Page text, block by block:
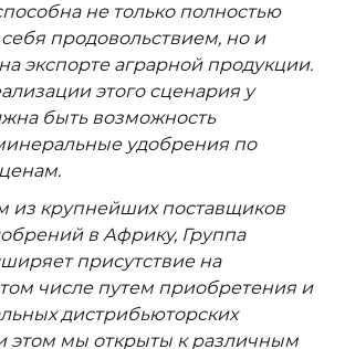
не только полностью
продовольствием, но и
экспорте аграрной продукции.
этого сценария у
быть возможность
удобрения по
из крупнейших поставщиков
в Африку, Группа
присутствие на
числе путем приобретения и
дистрибьюторских
этом мы открыты к различным